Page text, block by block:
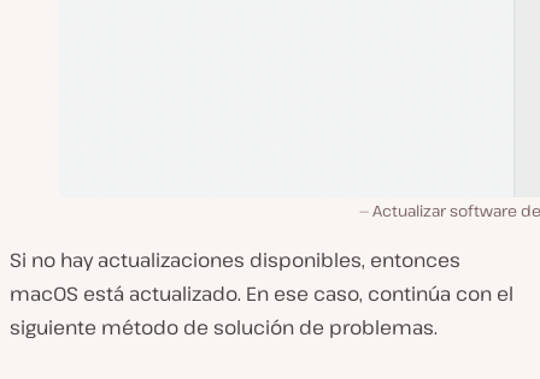
Actualizar software
Si no hay actualizaciones disponibles, entonces
macOS está actualizado. En ese caso, continúa con el
siguiente método de solución de problemas.